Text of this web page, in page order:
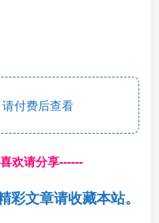
付费后查看
欢请分享------
文章请收藏本站。